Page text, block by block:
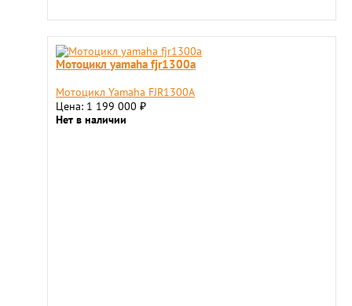
Мотоцикл yamaha fjr1300a
Мотоцикл Yamaha FJR1300A
Цена: 1 199 000 ₽
Нет в наличии